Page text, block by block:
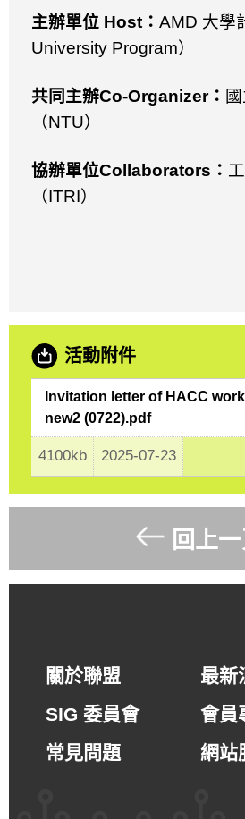
主辦單位 Host ： AMD 大學
University Program）
共同主辦Co-Organizer：
（NTU）
協辦單位Collaborators ：
（ITRI）
活動附件
Invitation letter of HACC
new2 (0722).pdf
4100kb 2025-07-23
回上
關於聯盟
最新
SIG 委員會
會員
常見問題
網站